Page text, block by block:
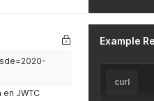
JWTC
Example
curl